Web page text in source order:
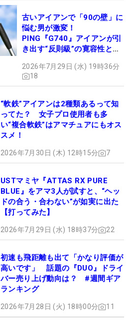
古いアイアンで「90の壁」に
悩む男が激変！
PING『G740』アイアンが引
き出す“反則級”の寛容性と飛
2026年7月29日 (水) 19時36分
18
“軟鉄”アイアンは2種類あるって知
ってた？ 女子プロ使用者も多
い“複合軟鉄”はアマチュアにもオス
スメ！
2026年7月30日 (木) 12時15分 7
USTマミヤ『ATTAS RX PURE
BLUE』をアマ3人が試すと、“ヘッ
ドの合う・合わない”が如実に出た
【打ってみた】
2026年7月29日 (水) 18時37分 22
初速も飛距離も出て「かなり評価が
高いです」 話題の『DUO』ドライ
バー売り上げ動向は？ #週間ギア
ランキング
2026年7月28日 (火) 18時00分 11